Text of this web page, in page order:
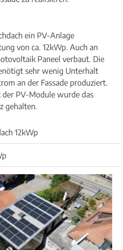
ein PV-Anlage
von ca. 12kWp. Auch an
Paneel verbaut. Die
sehr wenig Unterhalt
an der Fassade produziert.
PV-Module wurde das
gehalten.
12kWp